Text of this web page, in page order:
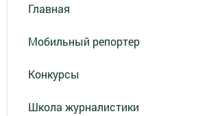
Главная
Мобильный репортер
Конкурсы
Школа журналистики